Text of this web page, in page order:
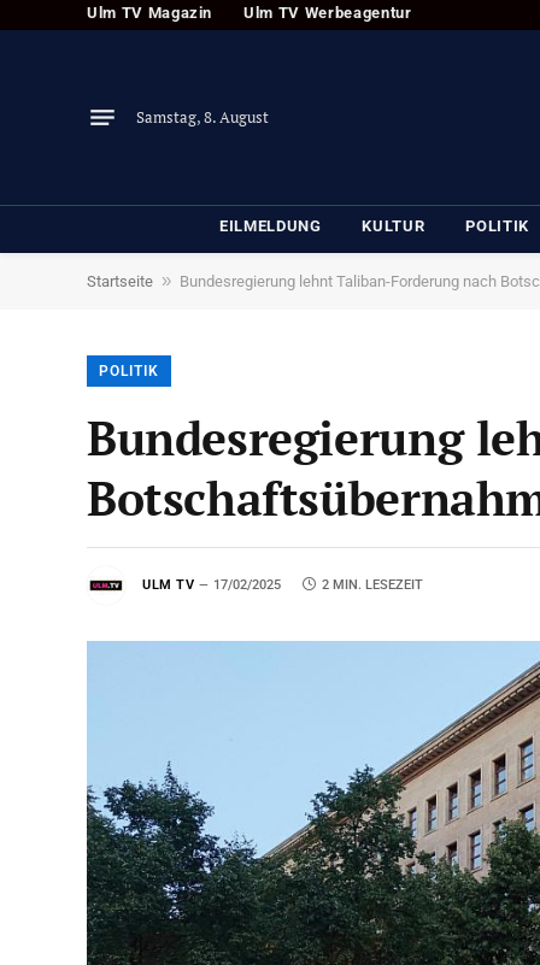
Ulm TV Magazin Ulm TV Werbeagentur
Samstag, 8. August
EILMELDUNG KULTUR POLITIK
Startseite » Bundesregierung lehnt Taliban-Forderung nach
POLITIK
Bundesregierung
ULM TV 17/02/2025 2 MIN. LESEZEIT